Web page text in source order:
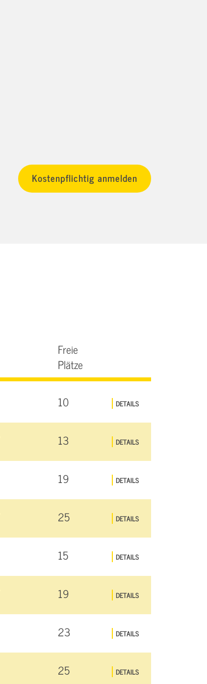
Freie
Plätze
10 DETAILS
13 DETAILS
19 DETAILS
25 DETAILS
15 DETAILS
19 DETAILS
23 DETAILS
25 DETAILS